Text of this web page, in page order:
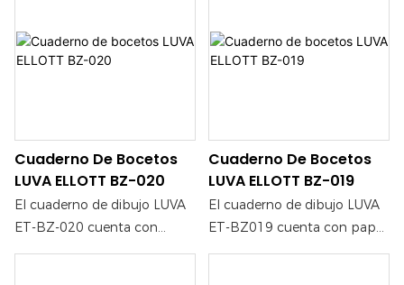
Cuaderno De Bocetos
LUVA ELLOTT BZ-020
El cuaderno de dibujo LUVA
ET-BZ-020 cuenta con
papel de alta calidad, ideal
Cuaderno De Bocetos
LUVA ELLOTT BZ-019
El cuaderno de dibujo LUVA
ET-BZ019 cuenta con papel
de alta calidad, ideal para